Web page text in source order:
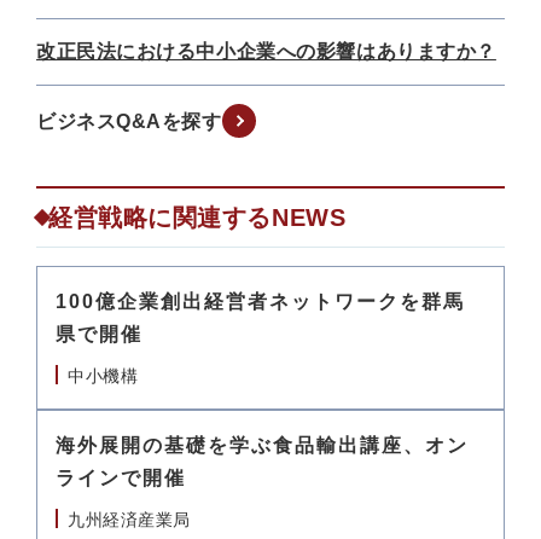
改正民法における中小企業への影響はありますか？
ビジネスQ&Aを探す
経営戦略に関連するNEWS
100億企業創出経営者ネットワークを群馬
県で開催
中小機構
海外展開の基礎を学ぶ食品輸出講座、オン
ラインで開催
九州経済産業局